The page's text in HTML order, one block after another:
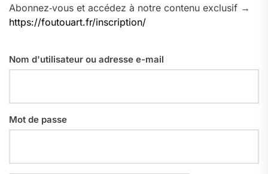
Abonnez‑vous et accédez à notre contenu exclusif →
https://foutouart.fr/inscription/
Nom d'utilisateur ou adresse e-mail
Mot de passe